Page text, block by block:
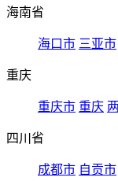
海南省
海口市 三亚市
重庆
重庆市 重庆
四川省
成都市 自贡市